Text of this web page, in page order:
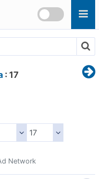
: 17
Network